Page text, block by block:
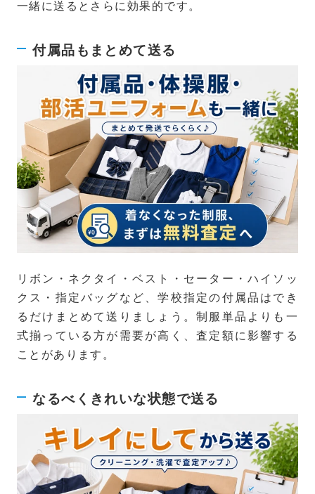
一緒に送るとさらに効果的です。
付属品もまとめて送る
リボン・ネクタイ・ベスト・セーター・ハイソッ
クス・指定バッグなど、学校指定の付属品はでき
るだけまとめて送りましょう。制服単品よりも一
式揃っている方が需要が高く、査定額に影響する
ことがあります。
なるべくきれいな状態で送る